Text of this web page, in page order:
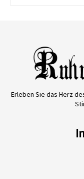
Erleben Sie das Herz